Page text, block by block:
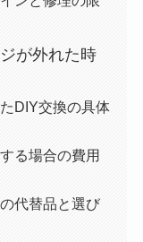
が外れた時
DIY交換の具体
る場合の費用
代替品と選び